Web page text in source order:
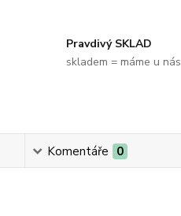
Pravdivý SKLAD
skladem = máme u nás
Komentáře 0